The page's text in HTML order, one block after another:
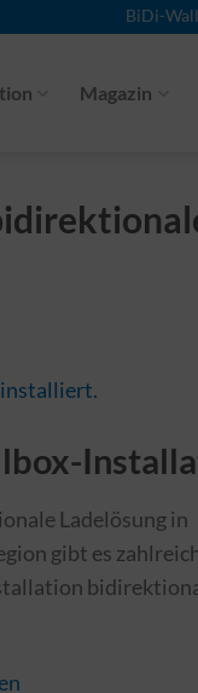
BiDi-
Magazin
Ladelösung in
gibt es